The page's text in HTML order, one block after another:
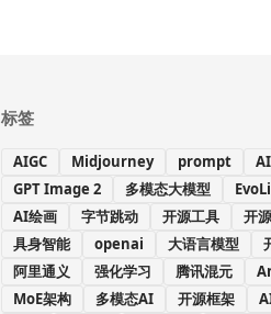
标签
AIGC Midjourney prompt
GPT Image 2
多模态大模型
AI绘画
字节跳动 开源工具 开
具身智能
openai 大语言模型
阿里通义
强化学习 腾讯混元
MoE架构
多模态AI 开源框架